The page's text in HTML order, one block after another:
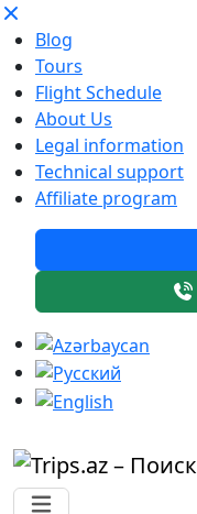
Blog
Tours
Flight Schedule
About Us
Legal information
Technical support
Affiliate program